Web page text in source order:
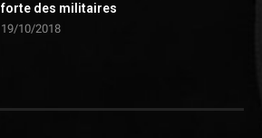
forte des militaires
19/10/2018